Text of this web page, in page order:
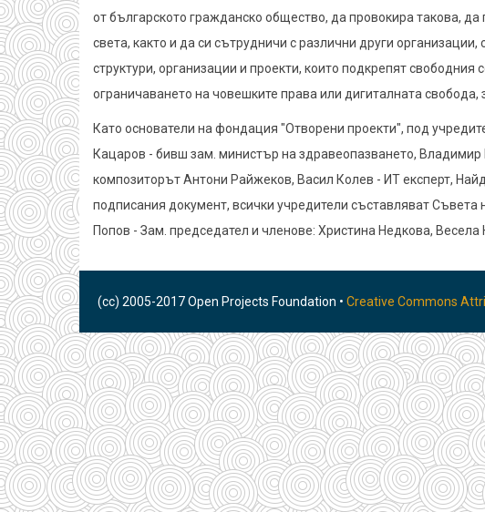
от българското гражданско общество, да провокира такова,
света, както и да си сътрудничи с различни други
структури, организации и проекти, които подкрепят
ограничаването на човешките права или дигиталната свобода,
Като основатели на фондация "Отворени проекти", под
Кацаров - бивш зам. министър на здравеопазването,
композиторът Антони Райжеков, Васил Колев - ИТ експерт,
подписания документ, всички учредители съставляват
Попов - Зам. председател и членове: Христина Недкова,
(cc) 2005-2017 Open Projects Foundation • Creative Commons